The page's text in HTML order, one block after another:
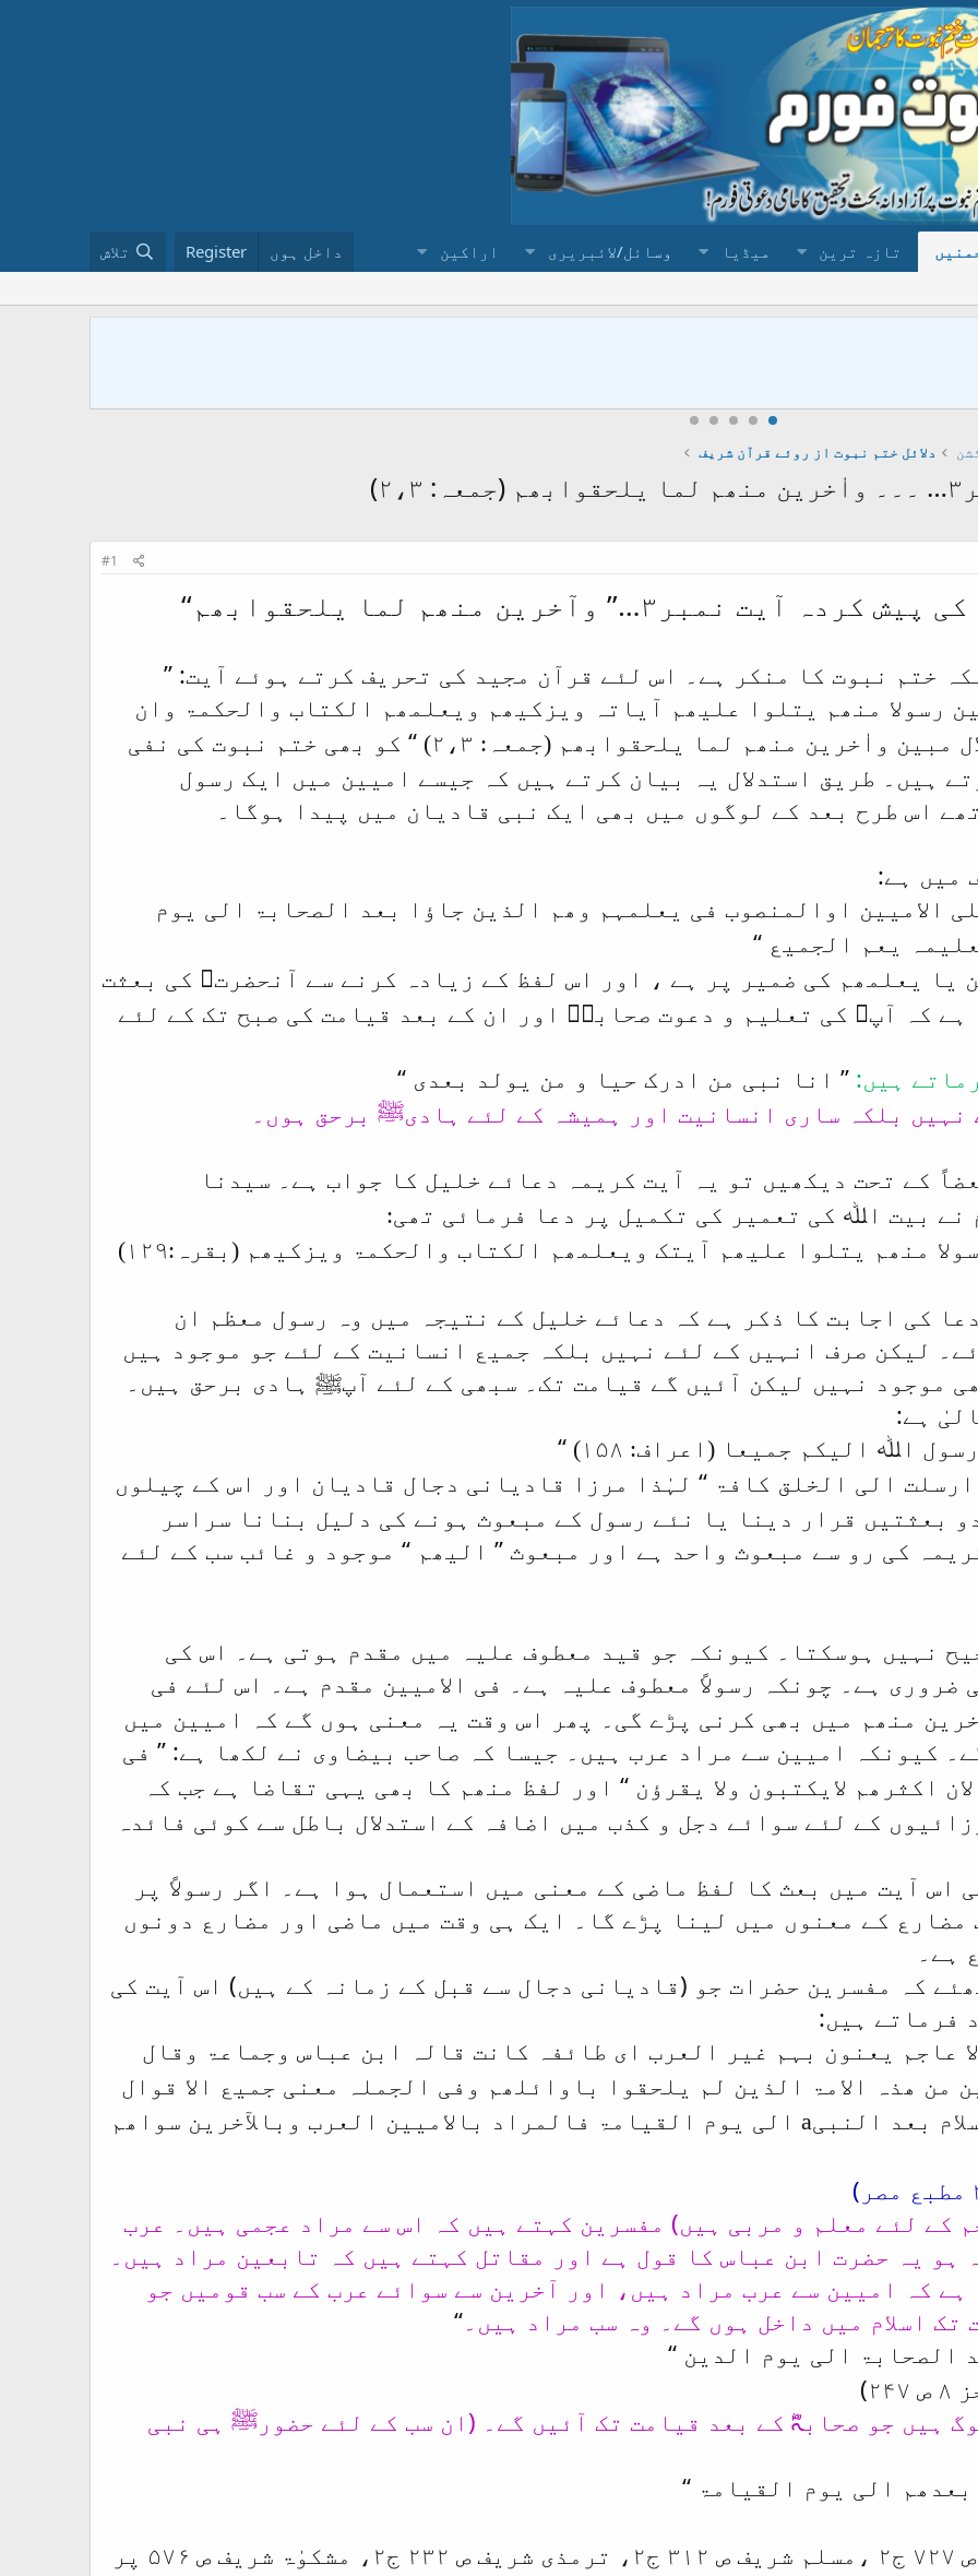
تازہ ترین میڈیا وسائل/لائبریری اراکین داخل ہوں Register تلاش
دلائل ختم نبوت از روئے قرآن شریف
#1
پیش کردہ آیت نمبر۳…’’ وآخرین منھم لما یلحقوابھم‘‘
ختم نبوت کا منکر ہے۔ اس لئے قرآن مجید کی تحریف کرتے ہوئے آیت: ’’
رسولا منھم یتلوا علیھم آیاتہ ویزکیھم ویعلمھم الکتاب والحکمۃ وان
مبین واٰخرین منھم لما یلحقوابھم (جمعہ: ۲،۳)
‘‘ کو بھی ختم نبوت کی نفی
ہیں۔ طریق استدلال یہ بیان کرتے ہیں کہ جیسے امیین میں ایک رسول
اس طرح بعد کے لوگوں میں بھی ایک نبی قادیان میں پیدا ہوگا۔
میں ہے:
الامیین اوالمنصوب فی یعلمہم وھم الذین جاؤا بعد الصحابۃ الی یوم
یعم الجمیع ‘‘
یا یعلمھم کی ضمیر پر ہے ، اور اس لفظ کے زیادہ کرنے سے آنحضرتﷺ کی بعثت
ہے کہ آپﷺ کی تعلیم و دعوت صحابہؓ اور ان کے بعد قیامت کی صبح تک کے لئے
ہیں: ’’ انا نبی من ادرک حیا و من یولد بعدی ‘‘
نہیں بلکہ ساری انسانیت اور ہمیشہ کے لئے ہادیﷺ برحق ہوں۔
کے تحت دیکھیں تو یہ آیت کریمہ دعائے خلیل کا جواب ہے۔ سیدنا
نے بیت اﷲ کی تعمیر کی تکمیل پر دعا فرمائی تھی:
منھم یتلوا علیھم آیتک ویعلمھم الکتاب والحکمۃ ویزکیھم (بقرہ:۱۲۹)
کی اجابت کا ذکر ہے کہ دعائے خلیل کے نتیجہ میں وہ رسول معظم ان
لیکن صرف انہیں کے لئے نہیں بلکہ جمیع انسانیت کے لئے جو موجود ہیں
موجود نہیں لیکن آئیں گے قیامت تک۔ سبھی کے لئے آپﷺ ہادی برحق ہیں۔
ہے:
اﷲ الیکم جمیعا (اعراف: ۱۵۸)
‘‘
ارسلت الی الخلق کافۃ ‘‘ لہٰذا مرزا قادیانی دجال قادیان اور اس کے چیلوں
بعثتیں قرار دینا یا نئے رسول کے مبعوث ہونے کی دلیل بنانا سراسر
کی رو سے مبعوث واحد ہے اور مبعوث ’’ الیھم ‘‘ موجود و غائب سب کے لئے
نہیں ہوسکتا۔ کیونکہ جو قید معطوف علیہ میں مقدم ہوتی ہے۔ اس کی
ضروری ہے۔ چونکہ رسولاً معطوف علیہ ہے۔
فی الامیین مقدم ہے۔ اس لئے فی
منھم میں بھی کرنی پڑے گی۔ پھر اس وقت یہ معنی ہوں گے کہ امیین میں
کیونکہ امیین سے مراد عرب ہیں۔ جیسا کہ صاحب بیضاوی نے لکھا ہے: ’’ فی
اکثرھم لایکتبون ولا یقرؤن ‘‘ اور لفظ منھم کا بھی یہی تقاضا ہے جب کہ
کے لئے سوائے دجل و کذب میں اضافہ کے استدلال باطل سے کوئی فائدہ
اس آیت میں بعث کا لفظ ماضی کے معنی میں استعمال ہوا ہے۔ اگر رسولاً پر
مضارع کے معنوں میں لینا پڑے گا۔ ایک ہی وقت میں ماضی اور مضارع دونوں
ہے۔
کہ مفسرین حضرات جو (قادیانی دجال سے قبل کے زمانہ کے ہیں) اس آیت کی
فرماتے ہیں:
عاجم یعنون بہم غیر العرب ای طائفہ کانت قالہ ابن عباس وجماعۃ وقال
من ھذہ الامۃ الذین لم یلحقوا باوائلھم وفی الجملہ معنی جمیع الا قوال
فیہ کل من دخل فی الاسلام بعد النبیa الی یوم القیامۃ فالمراد بالامیین العرب وبالآخرین سواھم
کے لئے معلم و مربی ہیں) مفسرین کہتے ہیں کہ اس سے مراد عجمی ہیں۔ عرب
ہو یہ حضرت ابن عباس کا قول ہے اور مقاتل کہتے ہیں کہ تابعین مراد ہیں۔
کہ امیین سے عرب مراد ہیں، اور آخرین سے سوائے عرب کے سب قومیں جو
اسلام میں داخل ہوں گے۔ وہ سب مراد ہیں۔ ‘‘
الصحابۃ الی یوم الدین ‘‘
ہیں جو صحابہؓ کے بعد قیامت تک آئیں گے۔ (ان سب کے لئے حضورﷺ ہی نبی
الی یوم القیامۃ ‘‘
بخاری شریف ص ۷۲۷ ج۲ ،مسلم شریف ص ۳۱۲ ج۲، ترمذی شریف ص ۲۳۲ ج۲، مشکوٰۃ شریف ص ۵۷۶ پر